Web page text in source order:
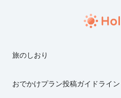
旅のしおり
おでかけプラン投稿ガイドライン